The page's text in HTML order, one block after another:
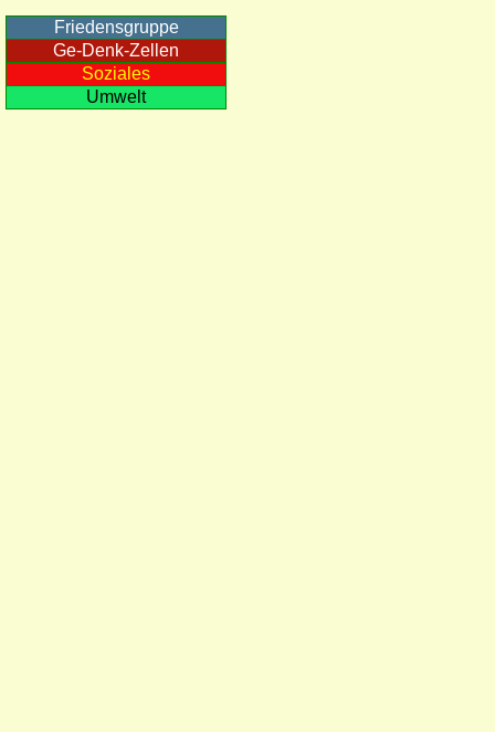
Friedensgruppe
Ge-Denk-Zellen
Soziales
Umwelt